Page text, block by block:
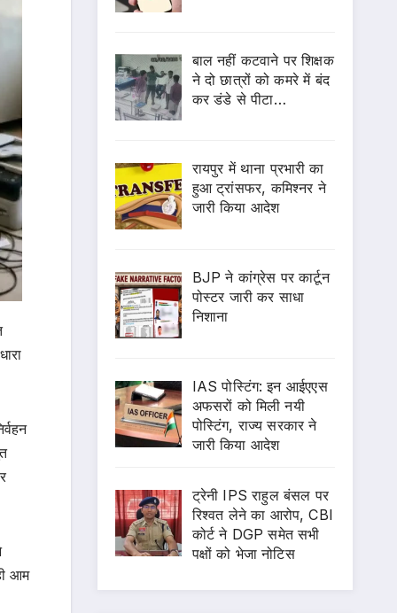
आम
बाल नहीं कटवाने पर शिक्षक
ने दो छात्रों को कमरे में बंद
कर डंडे से पीटा…
रायपुर में थाना प्रभारी का
हुआ ट्रांसफर, कमिश्नर ने
जारी किया आदेश
BJP ने कांग्रेस पर कार्टून
पोस्टर जारी कर साधा
निशाना
IAS पोस्टिंग: इन आईएएस
अफसरों को मिली नयी
पोस्टिंग, राज्य सरकार ने
जारी किया आदेश
ट्रेनी IPS राहुल बंसल पर
रिश्वत लेने का आरोप, CBI
कोर्ट ने DGP समेत सभी
पक्षों को भेजा नोटिस